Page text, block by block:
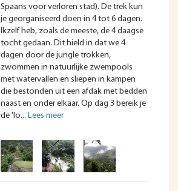
Spaans voor verloren stad). De trek kun
je georganiseerd doen in 4 tot 6 dagen.
Ikzelf heb, zoals de meeste, de 4 daagse
tocht gedaan. Dit hield in dat we 4
dagen door de jungle trokken,
zwommen in natuurlijke zwempools
met watervallen en sliepen in kampen
die bestonden uit een afdak met bedden
naast en onder elkaar. Op dag 3 bereik je
de 'lo